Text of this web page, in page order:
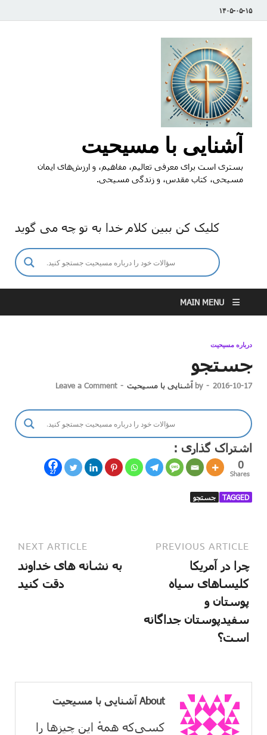
۱۴۰۵-۰۵-۱۵
آشنایی با مسیحیت
بستری است برای معرفی تعالیم، مفاهیم، و ارزش‌های ایمان
مسیحی، کتاب مقدس، و زندگی مسیحی.
کلیک کن ببین کلام خدا به تو چه می گوید
MAIN MENU
درباره مسیحیت
جستجو
2016-10-17
-
by آشنایی با مسیحیت -
Leave a Comment
اشتراک گذاری :
27
0
Shares
TAGGED جستجو
PREVIOUS ARTICLE
چرا در آمریکا
کلیساهای سیاه
پوستان و
سفیدپوستان جداگانه
است؟
NEXT ARTICLE
به نشانه های خداوند
دقت کنید
About آشنایی با مسیحیت
کسی‌که همهٔ این چیزها را